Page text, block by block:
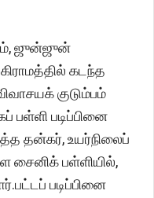
ஜுன்ஜுன்
கடந்த
குடும்பம்
பள்ளி படிப்பினை
தன்கர், உயர்நிலைப்
சைனிக் பள்ளியில்,
படிப்பினை